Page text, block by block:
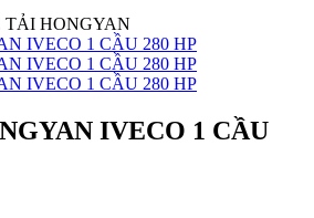
TẢI HONGYAN
IVECO 1 CẦU